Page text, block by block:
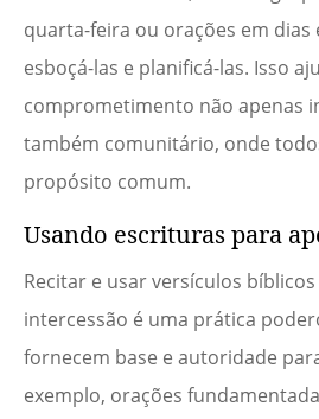
quarta-feira ou orações em dias
esboçá-las e planificá-las. Isso
comprometimento não apenas
também comunitário, onde
propósito comum.
Usando escrituras para
Recitar e usar versículos
intercessão é uma prática
fornecem base e autoridade
exemplo, orações